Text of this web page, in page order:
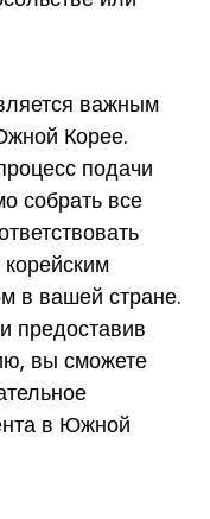
важным
Корее.
подачи
собрать все
в вашей стране.
предоставив
вы сможете
в Южной